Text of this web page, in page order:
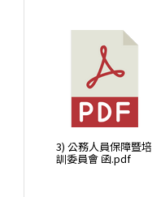
3) 公務人員保障暨培
訓委員會 函.pdf